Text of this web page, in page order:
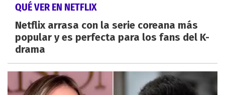
QUÉ VER EN NETFLIX
Netflix arrasa con la serie coreana más
popular y es perfecta para los fans del K-
drama